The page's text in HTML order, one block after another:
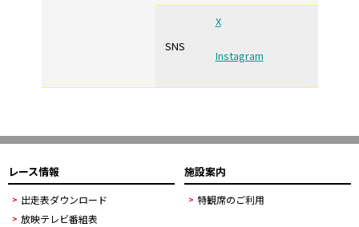
SNS
X
Instagram
レース情報
出走表ダウンロード
放映テレビ番組表
施設案内
特観席のご利用